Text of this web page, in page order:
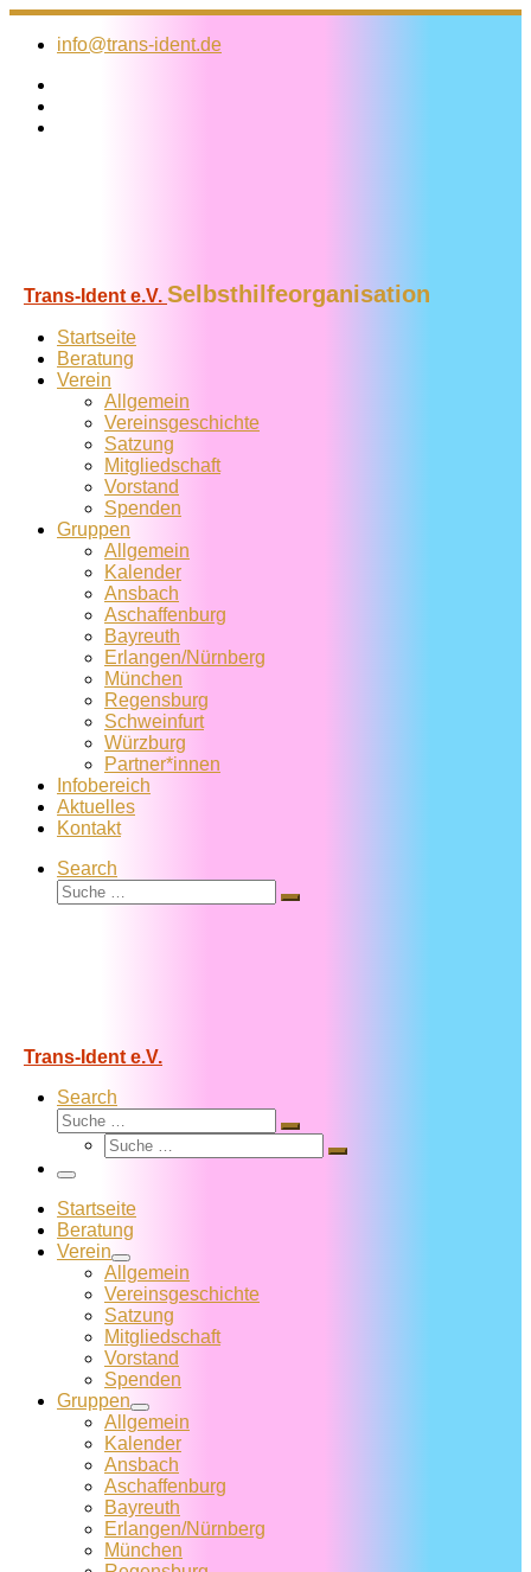
Zum
Inhalt
info@trans-ident.de
Trans-Ident e.V. Selbsthilfeorganisation
Startseite
Beratung
Verein
Allgemein
Vereins­geschichte
Satzung
Mitglied­schaft
Vorstand
Spenden
Gruppen
Allgemein
Kalender
Ansbach
Aschaffenburg
Bayreuth
Erlangen/Nürnberg
München
Regensburg
Schweinfurt
Würzburg
Partner*innen
Infobereich
Aktuelles
Kontakt
Search
Suche
Suche
Trans-Ident e.V.
Search
Suche
Suche
Suche
Suche
Menü
Startseite
Beratung
Verein
Allgemein
Vereins­geschichte
Satzung
Mitglied­schaft
Vorstand
Spenden
Gruppen
Allgemein
Kalender
Ansbach
Aschaffenburg
Bayreuth
Erlangen/Nürnberg
München